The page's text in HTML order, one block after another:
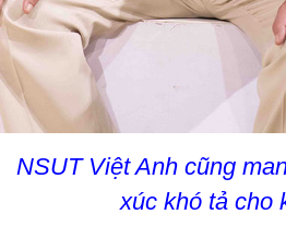
NSUT Việt Anh cũng
xúc khó tả cho